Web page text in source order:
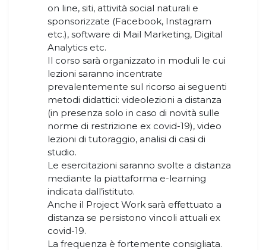
on line, siti, attività social naturali e
sponsorizzate (Facebook, Instagram
etc.), software di Mail Marketing, Digital
Analytics etc.
Il corso sarà organizzato in moduli le cui
lezioni saranno incentrate
prevalentemente sul ricorso ai seguenti
metodi didattici: videolezioni a distanza
(in presenza solo in caso di novità sulle
norme di restrizione ex covid-19), video
lezioni di tutoraggio, analisi di casi di
studio.
Le esercitazioni saranno svolte a distanza
mediante la piattaforma e-learning
indicata dall’istituto.
Anche il Project Work sarà effettuato a
distanza se persistono vincoli attuali ex
covid-19.
La frequenza è fortemente consigliata.